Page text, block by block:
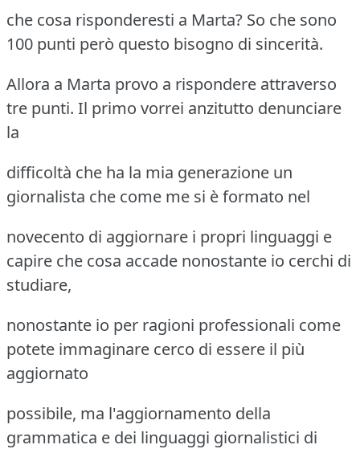
che cosa risponderesti a Marta? So che sono
100 punti però questo bisogno di sincerità.
Allora a Marta provo a rispondere attraverso
tre punti. Il primo vorrei anzitutto denunciare
la
difficoltà che ha la mia generazione un
giornalista che come me si è formato nel
novecento di aggiornare i propri linguaggi e
capire che cosa accade nonostante io cerchi di
studiare,
nonostante io per ragioni professionali come
potete immaginare cerco di essere il più
aggiornato
possibile, ma l'aggiornamento della
grammatica e dei linguaggi giornalistici di